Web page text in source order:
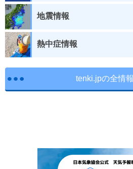
地震情報
熱中症情報
tenki.jpの全情